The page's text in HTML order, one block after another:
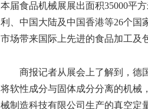
本届食品机械展展出面积35000平
利、中国大陆及中国香港等26个国
市场带来国际上先进的食品加工及
商报记者从展会上了解到，德
将软性成分与固体成分分离的机械
械制造科技有限公司生产的真空定